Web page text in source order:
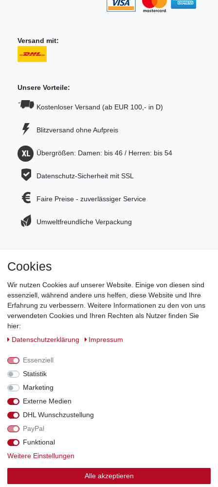
Versand mit:
Unsere Vorteile:
Kostenloser Versand (ab EUR 100,- in D)
Blitzversand ohne Aufpreis
Übergrößen: Damen: bis 46 / Herren: bis 54
Datenschutz-Sicherheit mit SSL
Faire Preise - zuverlässiger Service
Umweltfreundliche Verpackung
Jetzt zum Newsletter anmelden und 5€ Gutschein
Newsletter Anmeldung >
Preise entsprechen dem bisherigen Preis bei Schuhperlativ.
Impressum
Cookies
Wir nutzen Cookies auf unserer Website. Einige von diesen sind
essenziell, während andere uns helfen, diese Website und Ihre
Erfahrung zu verbessern. Weitere Informationen zu den von uns
verwendeten Cookies und Ihren Rechten als Nutzer finden Sie
hier:
Daten­schutz­erklärung
Impressum
Essenziell
Statistik
Marketing
Externe Medien
DHL Wunschzustellung
PayPal
Funktional
Weitere Einstellungen
Alle akzeptieren